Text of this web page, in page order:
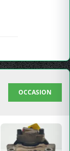
OCCASION